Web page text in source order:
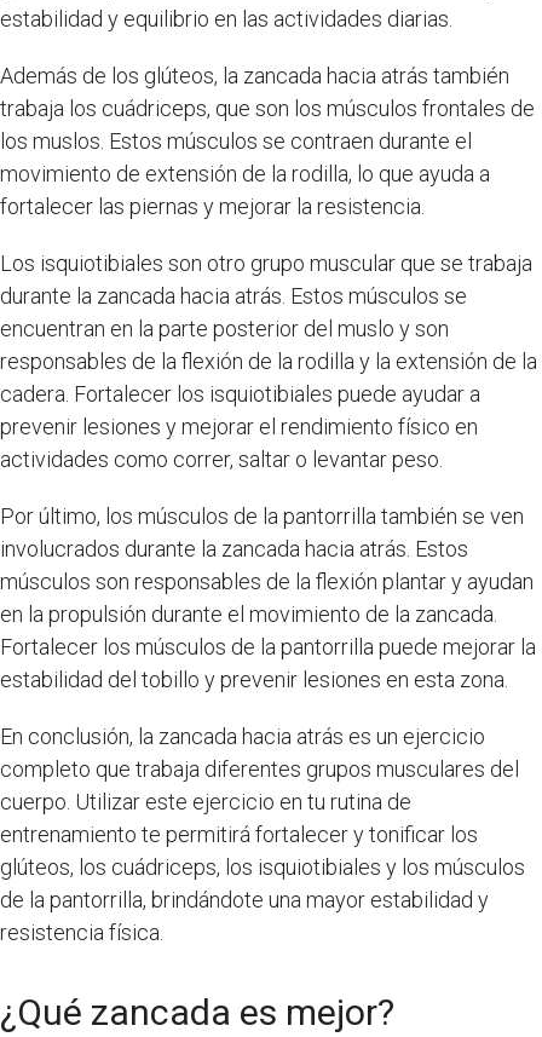
estabilidad y equilibrio en las actividades diarias.
Además de los glúteos, la zancada hacia atrás también
trabaja los cuádriceps, que son los músculos frontales de
los muslos. Estos músculos se contraen durante el
movimiento de extensión de la rodilla, lo que ayuda a
fortalecer las piernas y mejorar la resistencia.
Los isquiotibiales son otro grupo muscular que se trabaja
durante la zancada hacia atrás. Estos músculos se
encuentran en la parte posterior del muslo y son
responsables de la flexión de la rodilla y la extensión de la
cadera. Fortalecer los isquiotibiales puede ayudar a
prevenir lesiones y mejorar el rendimiento físico en
actividades como correr, saltar o levantar peso.
Por último, los músculos de la pantorrilla también se ven
involucrados durante la zancada hacia atrás. Estos
músculos son responsables de la flexión plantar y ayudan
en la propulsión durante el movimiento de la zancada.
Fortalecer los músculos de la pantorrilla puede mejorar la
estabilidad del tobillo y prevenir lesiones en esta zona.
En conclusión, la zancada hacia atrás es un ejercicio
completo que trabaja diferentes grupos musculares del
cuerpo. Utilizar este ejercicio en tu rutina de
entrenamiento te permitirá fortalecer y tonificar los
glúteos, los cuádriceps, los isquiotibiales y los músculos
de la pantorrilla, brindándote una mayor estabilidad y
resistencia física.
¿Qué zancada es mejor?